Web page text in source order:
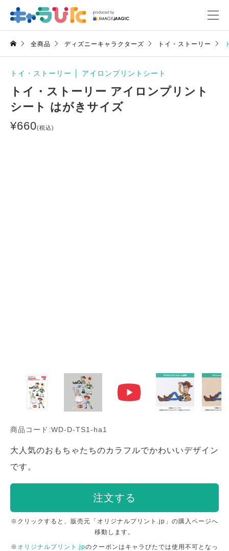
全商品 ディズニーキャラクターズ トイ・ストーリー
トイ・ストーリー アイロンプリントシート
トイ・ストーリー アイロンプリント
シート はがきサイズ
¥660(税込)
商品コード:WD-D-TS1-ha1
大人気のおもちゃたちのカラフルでかわいいデザイン
です。
注文する
※クリックすると、販売元「オリジナルプリント.jp」の購入ページへ
移動します。
※ オリジナルプリント.jpのクーポンはキャラぴたでは使用不可となっ